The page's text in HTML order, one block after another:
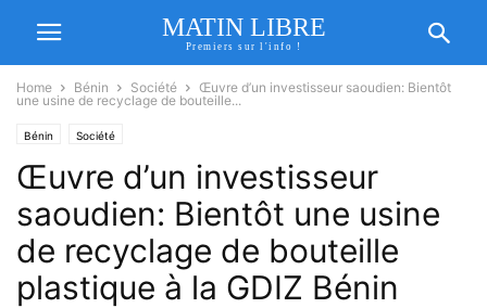
MATIN LIBRE
Premiers sur l'info !
Home Bénin Société
Œuvre d’un investisseur saoudien: Bientôt
une usine de recyclage de bouteille...
Bénin Société
Œuvre d’un investisseur
saoudien: Bientôt une usine
de recyclage de bouteille
plastique à la GDIZ Bénin